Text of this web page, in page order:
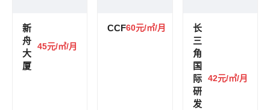
新
舟
大
厦
45元/㎡/月
CCF60元/㎡/月
长
三
角
国
际
研
发
42元/㎡/月